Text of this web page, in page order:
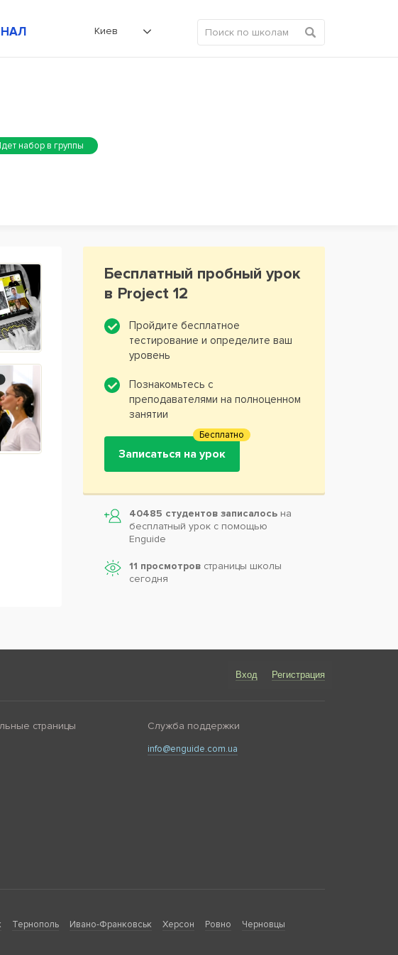
Киев
набор в группы
Бесплатный пробный урок
в Project 12
Пройдите бесплатное
тестирование и определите ваш
уровень
Познакомьтесь с
преподавателями на полноценном
занятии
Записаться на урок
Бесплатно
40485 студентов записалось на
бесплатный урок с помощью
Enguide
11 просмотровстраницы школы
сегодня
Вход Регистрация
страницы Служба поддержки
info@enguide.com.ua
Тернополь Ивано-Франковськ Херсон Ровно
Черновцы